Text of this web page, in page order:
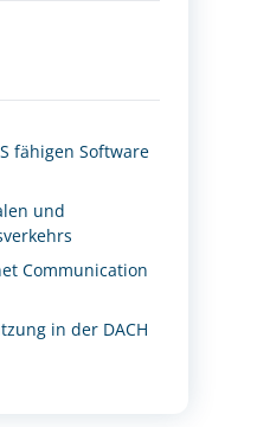
fähigen Software
und
Communication
in der DACH